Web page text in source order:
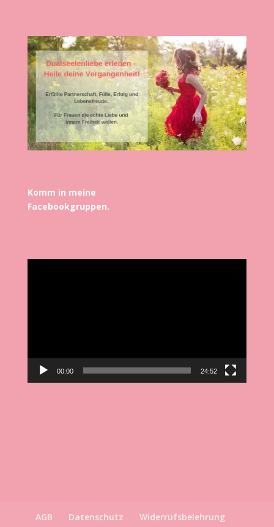
Komm in meine
Facebookgruppen.
00:00 24:52
AGB Datenschutz
Widerrufsbelehrung